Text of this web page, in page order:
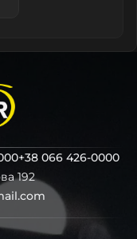
+38 066 426-0000
192